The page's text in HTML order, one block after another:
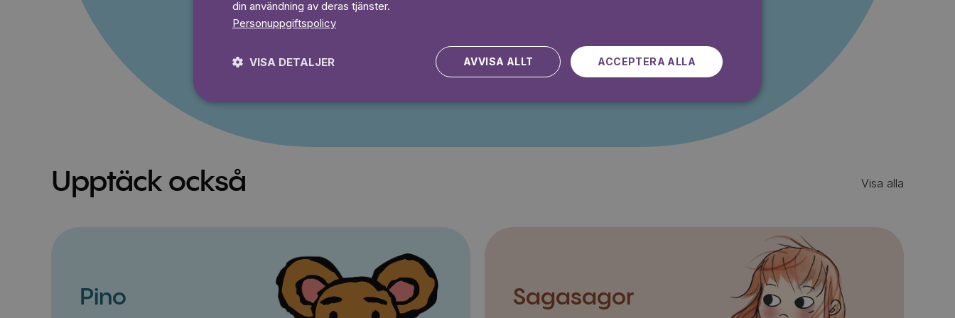
Prova 7 dagar gratis
Upptäck också Visa alla
Pino Sagasagor
din användning av deras tjänster.
Personuppgiftspolicy
ACCEPTERA ALLA
AVVISA ALLT
VISA DETALJER